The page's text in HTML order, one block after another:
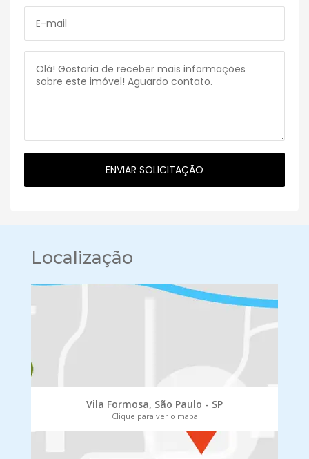
Localização
Vila Formosa, São Paulo - SP
Clique para ver o mapa